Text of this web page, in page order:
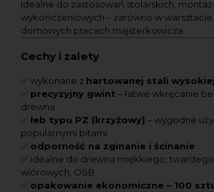
Idealne do zastosowań stolarskich,
wykończeniowych – zarówno w
domowych pracach majsterkowicza.
Cechy i zalety
✅ wykonane z hartowanej stali
✅
precyzyjny gwint – łatwe wkręcanie
drewna
✅
łeb typu PZ (krzyżowy) – wygodne
popularnymi bitami
✅
odporność na zginanie i ścinanie
✅ idealne do drewna miękkiego,
wiórowych, OSB
✅
opakowanie ekonomiczne – 100